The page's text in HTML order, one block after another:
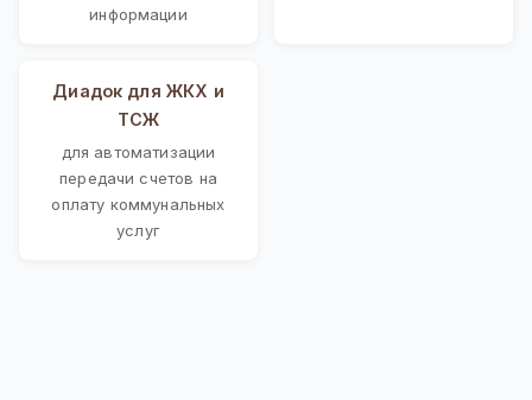
информации
Диадок для ЖКХ и
ТСЖ
для автоматизации
передачи счетов на
оплату коммунальных
услуг